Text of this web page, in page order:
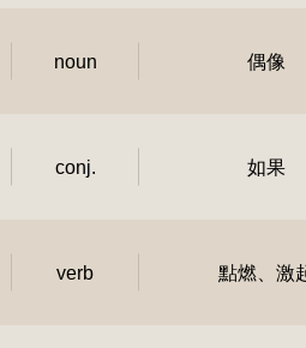
noun 偶像
conj. 如果
verb 點燃、激